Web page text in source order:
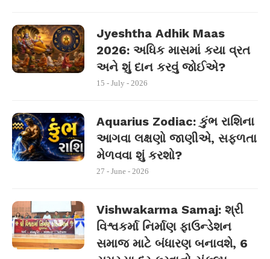
Jyeshtha Adhik Maas
2026: અધિક માસમાં કયા વ્રત
અને શું દાન કરવું જોઈએ?
15 - July - 2026
Aquarius Zodiac: કુંભ રાશિના
આગવા લક્ષણો જાણીએ, સફળતા
મેળવવા શું કરશો?
27 - June - 2026
Vishwakarma Samaj: શ્રી
વિશ્વકર્મા નિર્માણ ફાઉન્ડેશન
સમાજ માટે બંધારણ બનાવશે, 6